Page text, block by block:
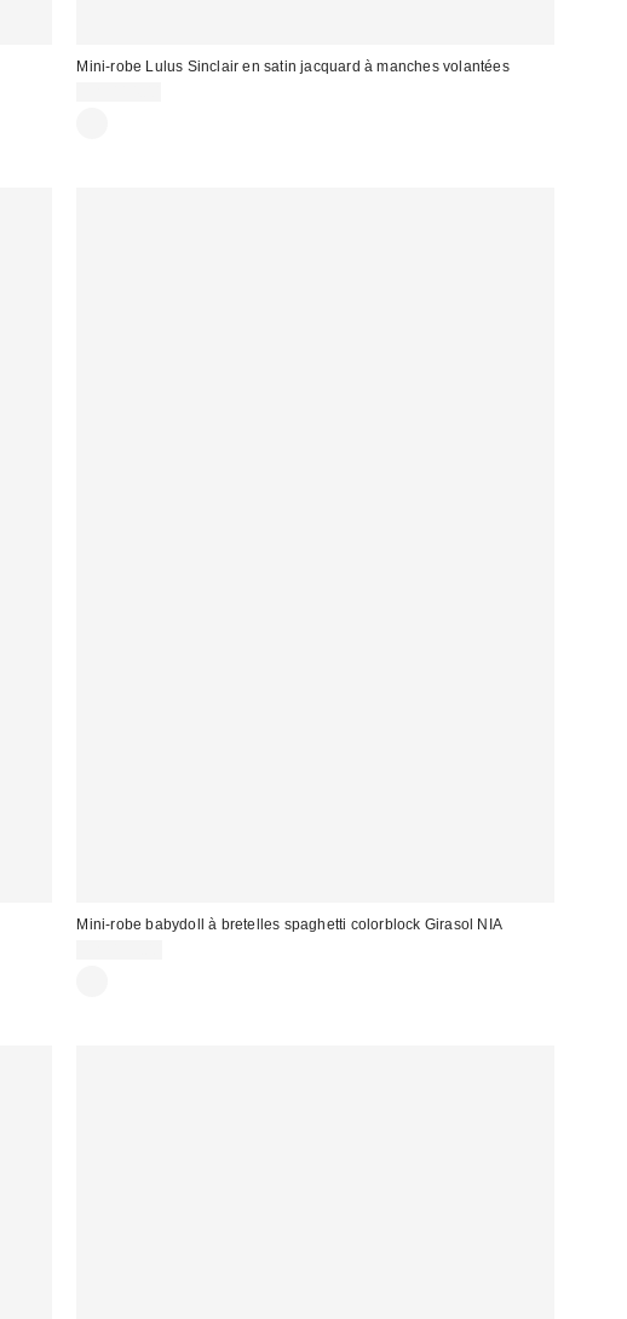
Mini-robe Lulus Sinclair en satin jacquard à manches volantées
Mini-robe babydoll à bretelles spaghetti colorblock Girasol NIA